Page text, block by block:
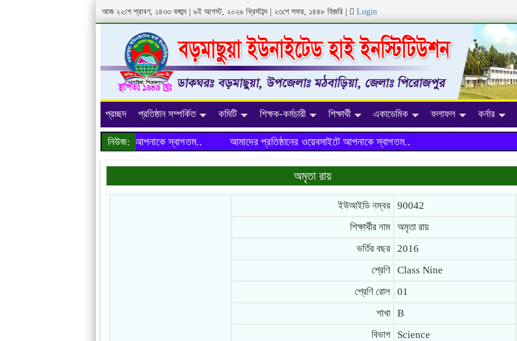
আজ ২২শে শ্রাবণ, ১৪৩৩ বঙ্গাব্দ | ৬ই আগস্ট, ২০২৬ খ্রিস্টাব্দ | ২৩শে সফর, ১৪৪৮ হিজরি Login
প্রচ্ছদ প্রতিষ্ঠান সম্পর্কিত কমিটি শিক্ষক-কর্মচারী শিক্ষার্থী একাডেমিক ফলাফল কর্নার
নিউজ: আমাদের প্রতিষ্ঠানের ওয়েবসাইটে আপনাকে স্বাগতম..
প্রতিষ্ঠানের ওয়েবসাইটে আপনাকে স্বাগতম..
অমৃতা রায়
ইউআইডি নম্বর
90042
শিক্ষার্থীর নাম
অমৃতা রায়
ভর্তির বছর
2016
শ্রেণি
Class Nine
শ্রেণি রোল
01
শাখা
B
বিভাগ
Science